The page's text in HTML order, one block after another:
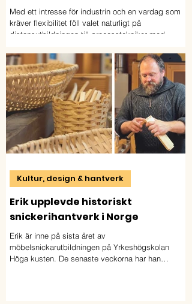
Med ett intresse för industrin och en vardag som
kräver flexibilitet föll valet naturligt på
distansutbildningen till processtekniker med
redan öppnat dörren till både ny kunskap och
framtida möjligheter inom den gröna industrin.
Erik upplevde historiskt
snickerihantverk i Norge
Erik är inne på sista året av
möbelsnickarutbildningen på Yrkeshögskolan
Höga kusten. De senaste veckorna har han
Kultur, design & hantverk